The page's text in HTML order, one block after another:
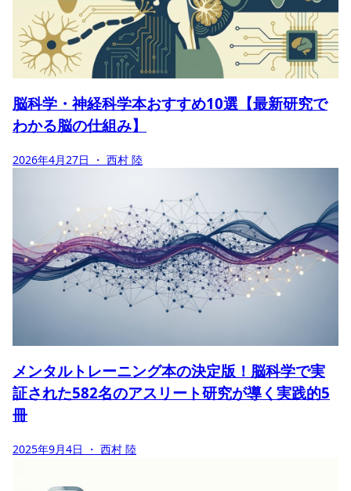
脳科学・神経科学本おすすめ10選【最新研究で
わかる脳の仕組み】
2026年4月27日 ・ 西村 陸
メンタルトレーニング本の決定版！脳科学で実
証された582名のアスリート研究が導く実践的5
冊
2025年9月4日 ・ 西村 陸